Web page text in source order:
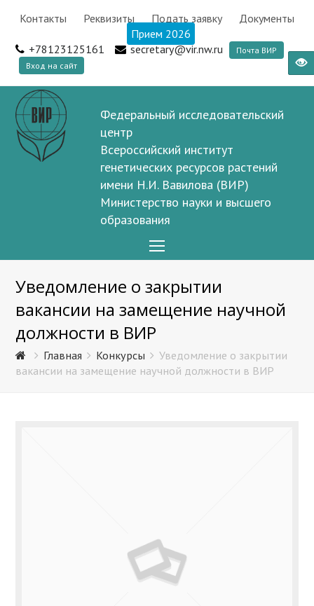
Контакты Реквизиты Подать заявку
Документы
Прием 2026
+78123125161
secretary@vir.nw.ru
Почта ВИР
Вход на сайт
Федеральный исследовательский
центр
Всероссийский институт
генетических ресурсов растений
имени Н.И. Вавилова (ВИР)
Министерство науки и высшего
образования
Menu
Уведомление о закрытии
вакансии на замещение научной
должности в ВИР
Главная Конкурсы
Уведомление о закрытии
вакансии на замещение научной должности в ВИР